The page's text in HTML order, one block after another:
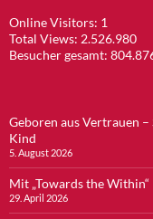
Online Visitors: 1
Total Views: 2.526.980
Besucher gesamt:
Geboren aus Vertrauen
Kind
5. August 2026
Mit „Towards the
29. April 2026